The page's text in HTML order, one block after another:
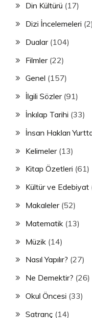
Din Kültürü (17)
Dizi İncelemeleri (2)
Dualar(104)
Filmler(22)
Genel (157)
İlgili Sözler(91)
İnkılap Tarihi (33)
İnsan Hakları
Kelimeler(13)
Kitap Özetleri (61)
Kültür ve Edebiyat
Makaleler(52)
Matematik (13)
Müzik (14)
Nasıl Yapılır? (27)
Ne Demektir? (26)
Okul Öncesi (33)
Satranç (14)